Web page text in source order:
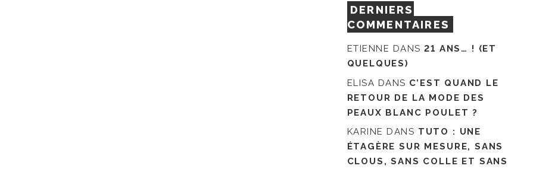
DERNIERS
COMMENTAIRES
ETIENNE DANS21 ANS… ! (ET
QUELQUES)
ELISA DANS C’EST QUAND LE
RETOUR DE LA MODE DES
PEAUX BLANC POULET ?
KARINE DANS TUTO : UNE
ÉTAGÈRE SUR MESURE, SANS
CLOUS, SANS COLLE ET SANS